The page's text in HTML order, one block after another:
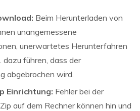
Beim Herunterladen von
unangemessene
unerwartetes Herunterfahren
dazu führen, dass der
abgebrochen wird.
Einrichtung: Fehler bei der
auf dem Rechner können hin und